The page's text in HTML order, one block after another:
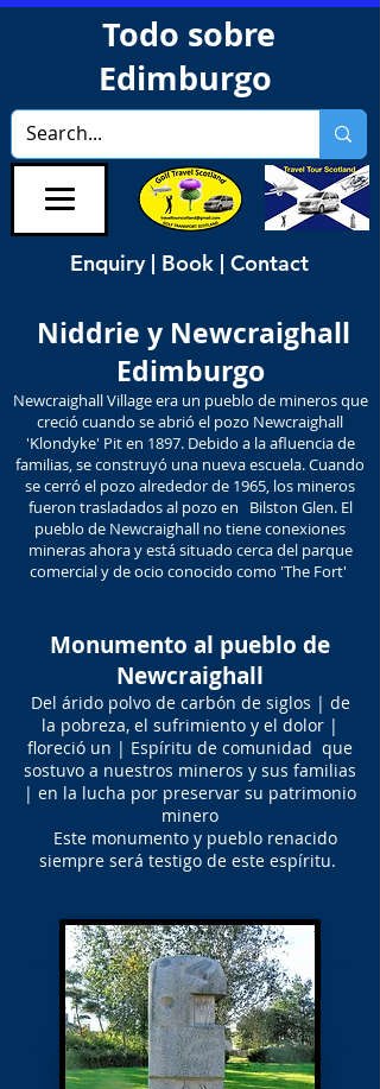
Todo sobre
Edimburgo
Enquiry | Book | Contact
Niddrie y Newcraighall
Edimburgo
Newcraighall Village era un pueblo de mineros que
creció cuando se abrió el pozo Newcraighall
'Klondyke' Pit en 1897. Debido a la afluencia de
familias, se construyó una nueva escuela. Cuando
se cerró el pozo alrededor de 1965, los mineros
fueron trasladados al pozo en Bilston Glen. El
pueblo de Newcraighall no tiene conexiones
mineras ahora y está situado cerca del parque
comercial y de ocio conocido como 'The Fort'
Monumento al pueblo de
Newcraighall
Del árido polvo de carbón de siglos | de
la pobreza, el sufrimiento y el dolor |
floreció un | Espíritu de comunidad que
sostuvo a nuestros mineros y sus familias
| en la lucha por preservar su patrimonio
minero
Este monumento y pueblo renacido
siempre será testigo de este espíritu.